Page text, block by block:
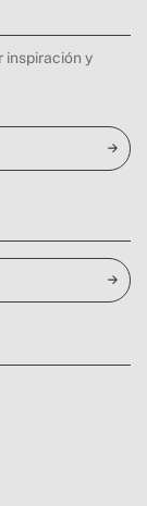
inspiración y